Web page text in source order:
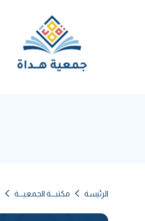
الرئيسة مكتبـــة الجمعيـــة